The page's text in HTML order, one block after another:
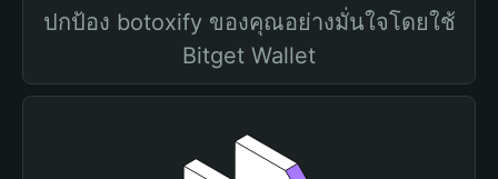
ปกป้อง botoxify ของคุณอย่างมั่นใจโดยใช้
Bitget Wallet